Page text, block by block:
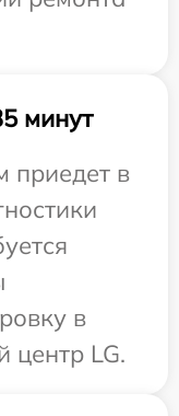
минут
приедет в
в
центр LG.